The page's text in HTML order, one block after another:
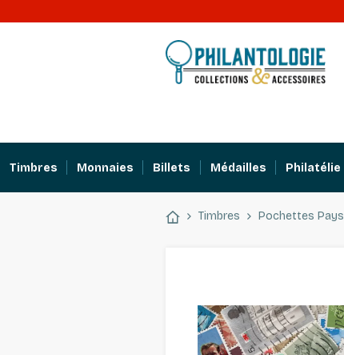
Timbres Monnaies Billets Médailles Philatélie
Timbres Pochettes Pays